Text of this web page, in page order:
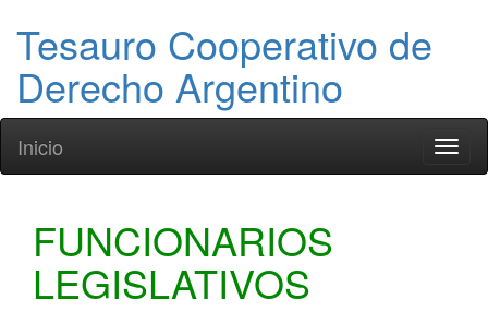
Tesauro Cooperativo de
Derecho Argentino
Inicio
FUNCIONARIOS
LEGISLATIVOS